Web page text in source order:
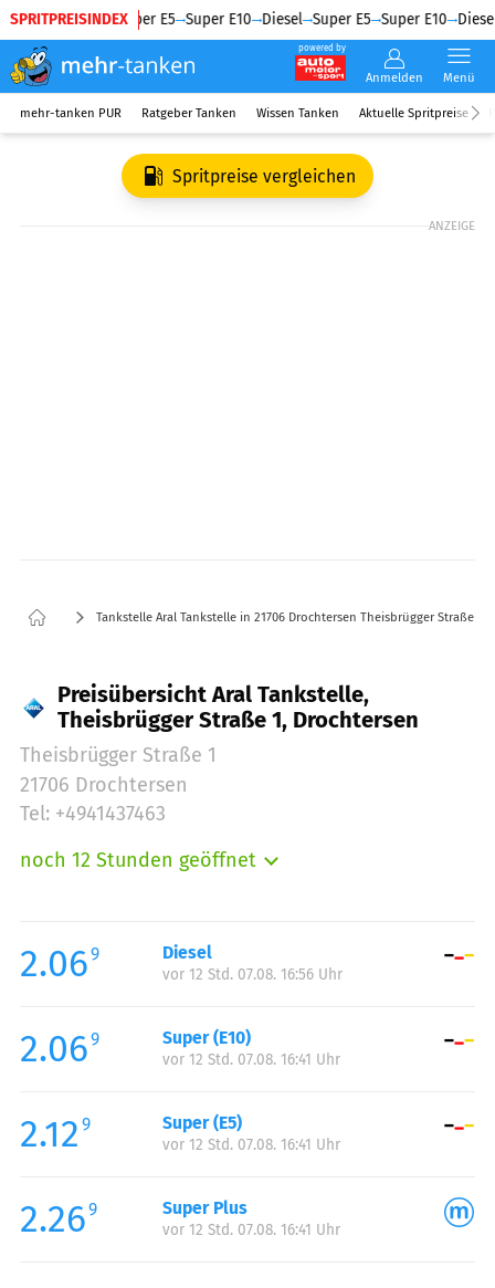
SPRITPREISINDEX
Diesel Super E5 Super E10 Diesel Super E5 Super E10 Diesel
powered by
Anmelden Menü
mehr-tanken PUR Ratgeber Tanken Wissen Tanken Aktuelle Spritpreise
Spritpreise vergleichen
ANZEIGE
Tankstelle Aral Tankstelle in 21706 Drochtersen Theisbrügger Straße 1
Preisübersicht Aral Tankstelle,
Theisbrügger Straße 1, Drochtersen
Theisbrügger Straße 1
21706 Drochtersen
Tel: +4941437463
noch 12 Stunden geöffnet
Mittwoch:
06:00-20:00
Donnerstag:
Samstag:
07:00-20:00
Sonntag:
2.069 Diesel
vor 12 Std. 07.08. 16:56 Uhr
2.069 Super (E10)
vor 12 Std. 07.08. 16:41 Uhr
2.12 9 Super (E5)
vor 12 Std. 07.08. 16:41 Uhr
2.269 Super Plus
vor 12 Std. 07.08. 16:41 Uhr